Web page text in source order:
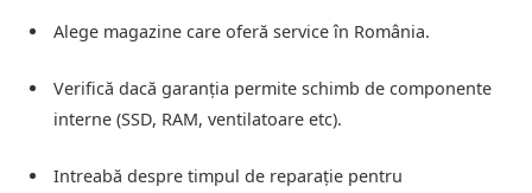
Alege magazine care oferă service în România.
Verifică dacă garanția permite schimb de componente
interne (SSD, RAM, ventilatoare etc).
Intreabă despre timpul de reparație pentru